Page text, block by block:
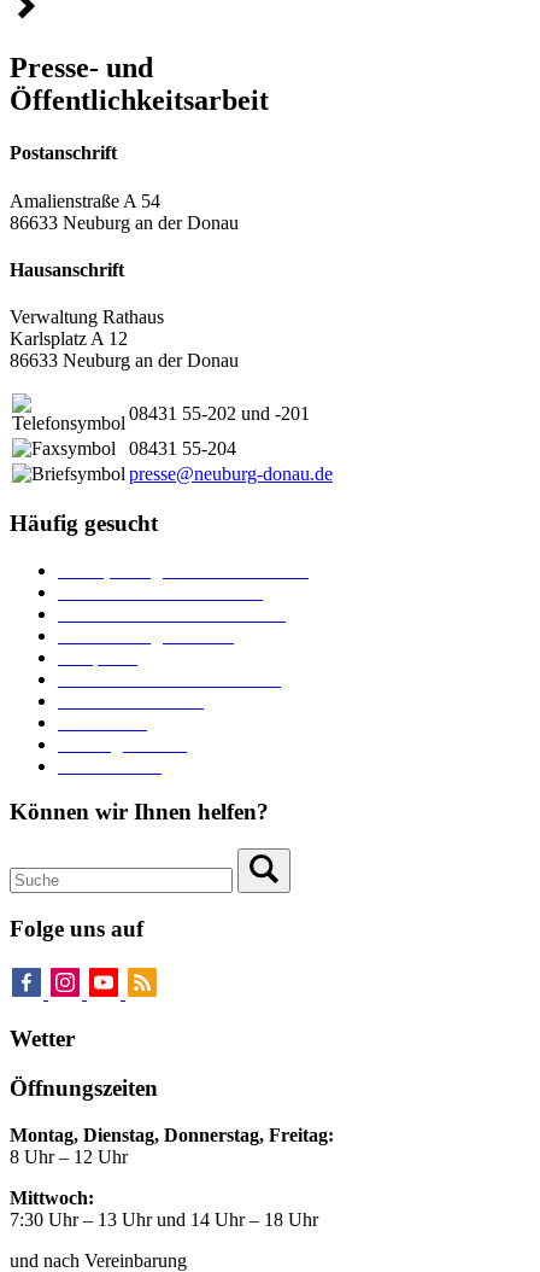
Presse- und
Öffentlichkeitsarbeit
Postanschrift
Amalienstraße A 54
86633 Neuburg an der Donau
Hausanschrift
Verwaltung Rathaus
Karlsplatz A 12
86633 Neuburg an der Donau
08431 55-202 und -201
08431 55-204
presse@neuburg-donau.de
Häufig gesucht
Können wir Ihnen helfen?
Folge uns auf
Wetter
Öffnungszeiten
Montag, Dienstag, Donnerstag, Freitag:
8 Uhr – 12 Uhr
Mittwoch:
7:30 Uhr – 13 Uhr und 14 Uhr – 18 Uhr
und nach Vereinbarung